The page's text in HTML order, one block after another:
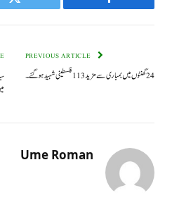
Facebook
24گھنٹوں میں بمباری سے مزید 113فلسطینی شہید ہوگئے۔
Ume Roman